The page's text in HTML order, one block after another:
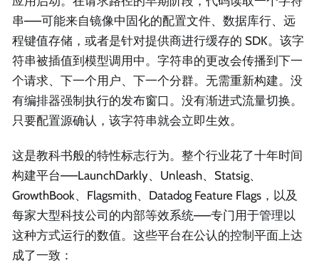
串——可能来自镜像中固化的配置文件、数据库行、远
程键值存储，或者是针对提供商进行缓存的 SDK。该字
符串被插值到模型调用中。字符串的更改会传播到下一
个请求、下一个用户、下一个分群。无需重新构建。没
有编排器强制执行的发布窗口。没有渐进式流量切换。
只要配置源确认，该字符串就会立即生效。
这是教科书般的特性标志行为。整个行业花了十年时间
构建平台——LaunchDarkly、Unleash、Statsig、
GrowthBook、Flagsmith、Datadog Feature Flags，以及
每家大型科技公司的内部等效系统——专门用于管理以
这种方式运行的数值。这些平台在公认的控制平面上达
成了一致：